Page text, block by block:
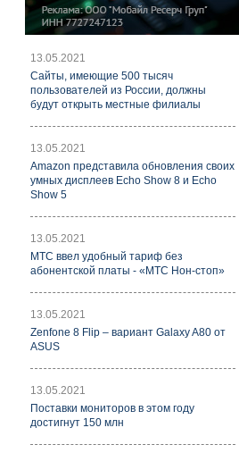
13.05.2021
Cайты, имеющие 500 тысяч
пользователей из России, должны
будут открыть местные филиалы
13.05.2021
Amazon представила обновления своих
умных дисплеев Echo Show 8 и Echo
Show 5
13.05.2021
МТС ввел удобный тариф без
абонентской платы - «МТС Нон-стоп»
13.05.2021
Zenfone 8 Flip – вариант Galaxy A80 от
ASUS
13.05.2021
Поставки мониторов в этом году
достигнут 150 млн